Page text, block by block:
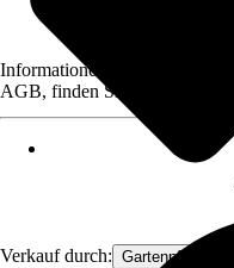
Verkauf durch: Gartenpflanzen
Informationen des
AGB, finden Sie bei Klick auf